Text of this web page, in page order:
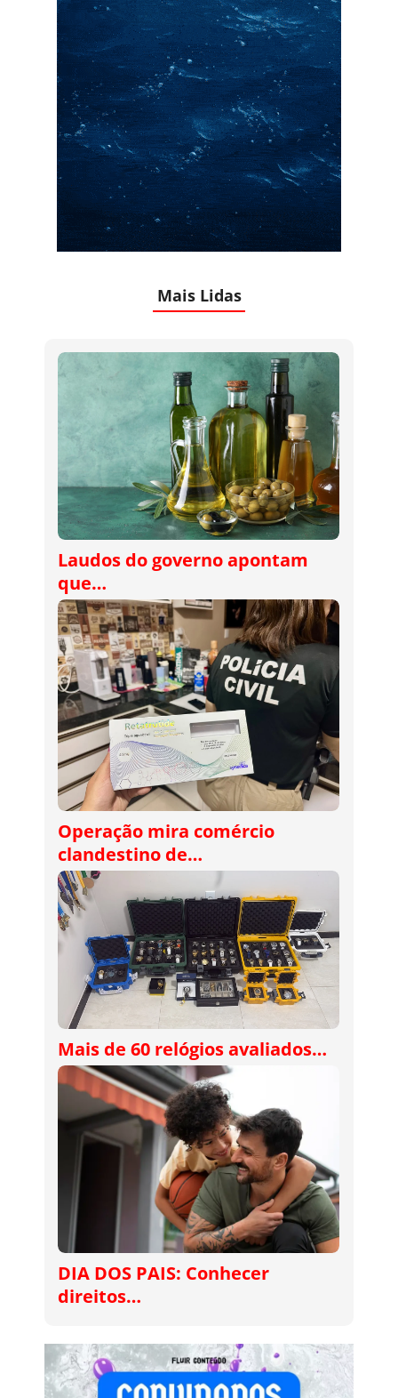
Mais Lidas
Laudos do governo apontam
que…
Operação mira comércio
clandestino de…
Mais de 60 relógios avaliados…
DIA DOS PAIS: Conhecer
direitos…